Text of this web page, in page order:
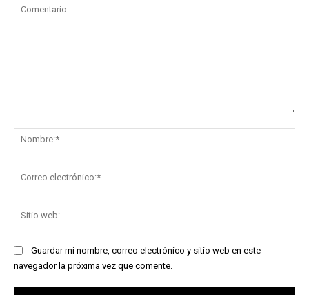
Guardar mi nombre, correo electrónico y sitio web en este
navegador la próxima vez que comente.